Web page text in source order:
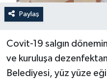
Paylaş
Covit-19 salgın
ve kuruluşa
Belediyesi, yüz yüze